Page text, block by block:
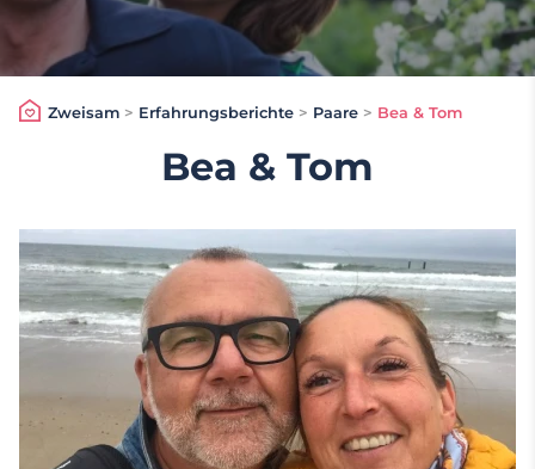
Zweisam> Erfahrungsberichte > Paare > Bea & Tom
Bea & Tom